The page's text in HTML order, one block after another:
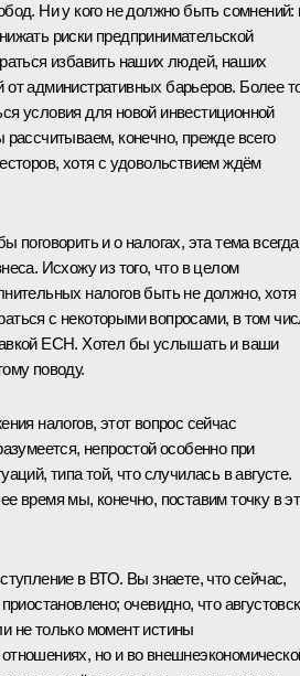
Ни у кого не должно быть
риски предпринимательской
избавить наших людей, наших
от административных барьеров. Более
условия для новой инвестиционной
конечно, прежде всего
хотя с удовольствием ждём
поговорить и о налогах, эта тема всегда
Исхожу из того, что в целом
налогов быть не должно, хотя
с некоторыми вопросами, в том
ЕСН. Хотел бы услышать и ваши
поводу.
налогов, этот вопрос сейчас
непростой особенно при
типа той, что случилась в августе.
время мы, конечно, поставим точку в
в ВТО. Вы знаете, что сейчас,
очевидно, что
не только момент истины
но и во